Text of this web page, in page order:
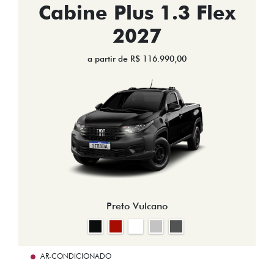
Cabine Plus 1.3 Flex
2027
a partir de R$ 116.990,00
Preto Vulcano
AR-CONDICIONADO